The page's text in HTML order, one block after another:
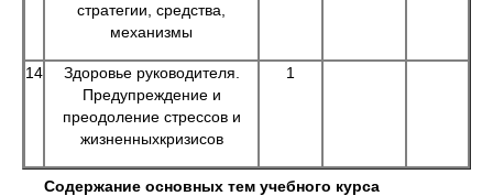
стратегии, средства,
механизмы
14
Здоровье руководителя.
Предупреждение и
преодоление стрессов и
жизненныхкризисов
1
Содержание основных тем учебного курса